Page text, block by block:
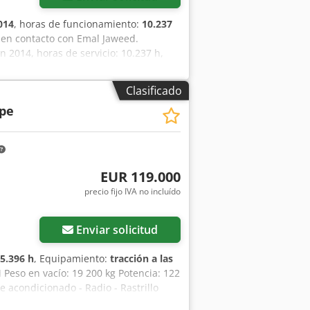
, horas de funcionamiento: 10.237
contacto con Emal Jaweed.
2014, horas de servicio: 10.237 h,
autorizado: 27.024 kg, motor:
auxiliar, cámara de marcha
ancho: 3.000 mm, altura: 1.750 mm,
* Nuestra ubicación se encuentra a
disponibles. * Especialistas en
de impresión o tipográficos. *
como parte de pago. * Para la
y Condiciones Generales de
Generales en nuestra página
Ab Ref
Clasificado
EUR 119.000
precio fijo IVA no incluído
Enviar solicitud
5.396 h, Equipamiento: tracción a las
en vacío: 19 200 kg Potencia: 122
acondicionado - Radio - Rastrillo
en la parte delantera - Pala